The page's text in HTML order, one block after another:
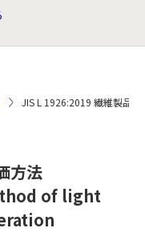
JIS L 1926:2019 繊維製品
方法
of light